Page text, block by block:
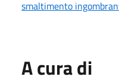
smaltimento
A cura di